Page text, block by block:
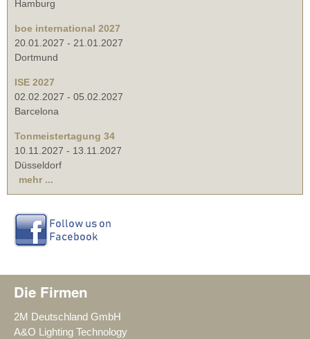
Hamburg
boe international 2027
20.01.2027 - 21.01.2027
Dortmund
ISE 2027
02.02.2027 - 05.02.2027
Barcelona
Tonmeistertagung 34
10.11.2027 - 13.11.2027
Düsseldorf
mehr ...
Die Firmen
2M Deutschland GmbH
A&O Lighting Technology